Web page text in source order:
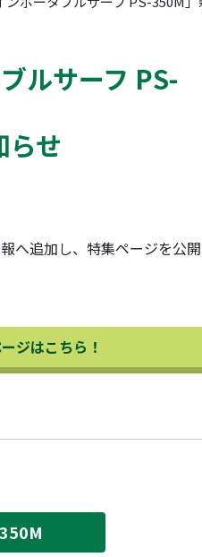
ルサーフ PS-
らせ
へ追加し、特集ページを公
ジはこちら！